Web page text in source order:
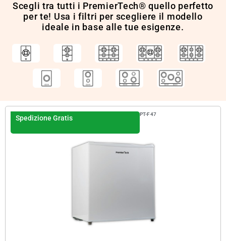
Scegli tra tutti i PremierTech® quello perfetto
per te! Usa i filtri per scegliere il modello
ideale in base alle tue esigenze.
Spedizione Gratis PT-F47